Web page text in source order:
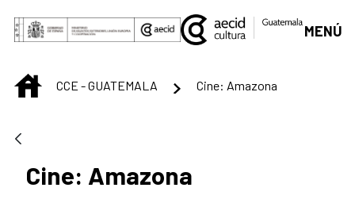
Skip to Main Content
MENÚ
INICIOCCE - GUATEMALA Cine: Amazona
Cine: Amazona